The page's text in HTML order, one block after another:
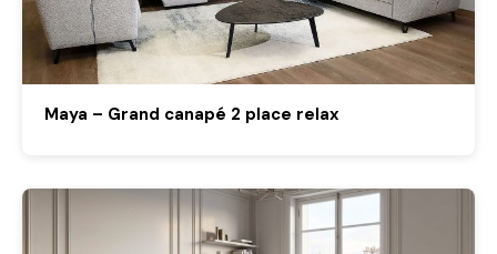
Maya – Grand canapé 2 place relax